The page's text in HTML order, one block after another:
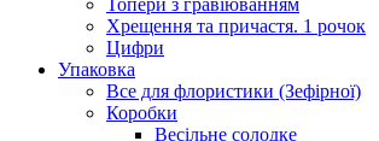
Топери з гравіюванням
Хрещення та причастя. 1 рочок
Цифри
Упаковка
Все для флористики (Зефірної)
Коробки
Весільне солодке